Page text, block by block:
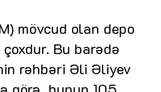
mövcud olan depo
çoxdur. Bu barədə
rəhbəri Əli Əliyev